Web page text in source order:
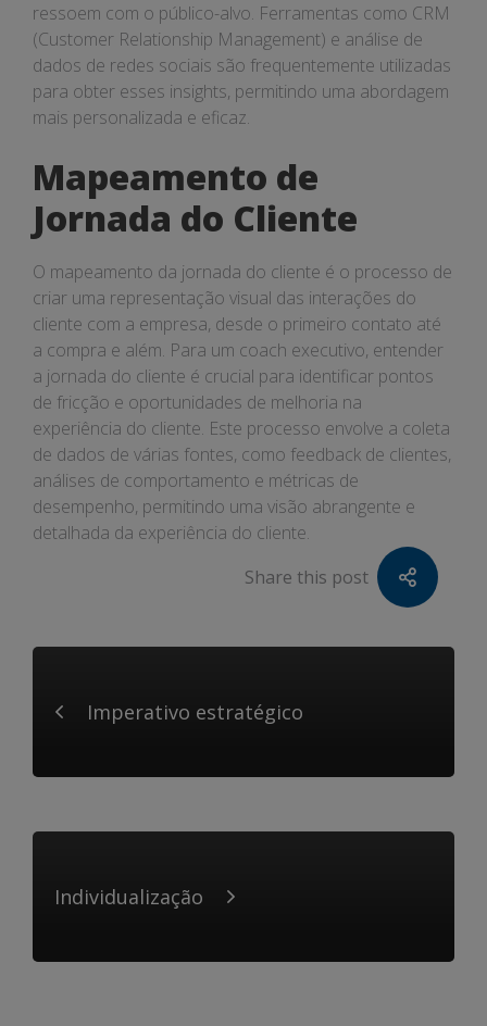
ressoem com o público-alvo. Ferramentas como CRM
(Customer Relationship Management) e análise de
dados de redes sociais são frequentemente utilizadas
para obter esses insights, permitindo uma abordagem
mais personalizada e eficaz.
Mapeamento de
Jornada do Cliente
O mapeamento da jornada do cliente é o processo de
criar uma representação visual das interações do
cliente com a empresa, desde o primeiro contato até
a compra e além. Para um coach executivo, entender
a jornada do cliente é crucial para identificar pontos
de fricção e oportunidades de melhoria na
experiência do cliente. Este processo envolve a coleta
de dados de várias fontes, como feedback de clientes,
análises de comportamento e métricas de
desempenho, permitindo uma visão abrangente e
detalhada da experiência do cliente.
Share this post
Imperativo estratégico
Individualização